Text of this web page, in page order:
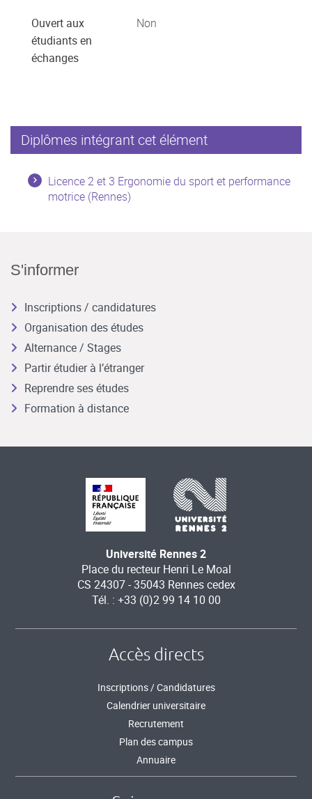
Ouvert aux
étudiants en
échanges
Non
Diplômes intégrant cet élément
Licence 2 et 3 Ergonomie du sport et performance
motrice (Rennes)
S'informer
Inscriptions / candidatures
Organisation des études
Alternance / Stages
Partir étudier à l’étranger
Reprendre ses études
Formation à distance
Université Rennes 2
Place du recteur Henri Le Moal
CS 24307 - 35043 Rennes cedex
Tél. : +33 (0)2 99 14 10 00
Accès directs
Inscriptions / Candidatures
Calendrier universitaire
Recrutement
Plan des campus
Annuaire